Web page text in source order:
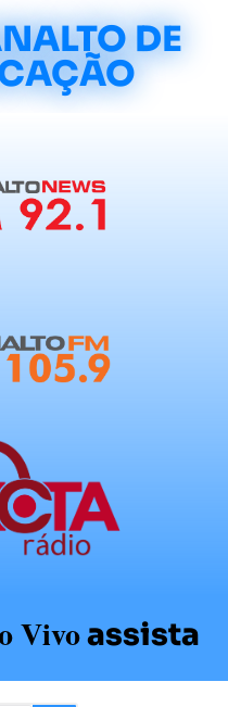
DE
Vivoassista